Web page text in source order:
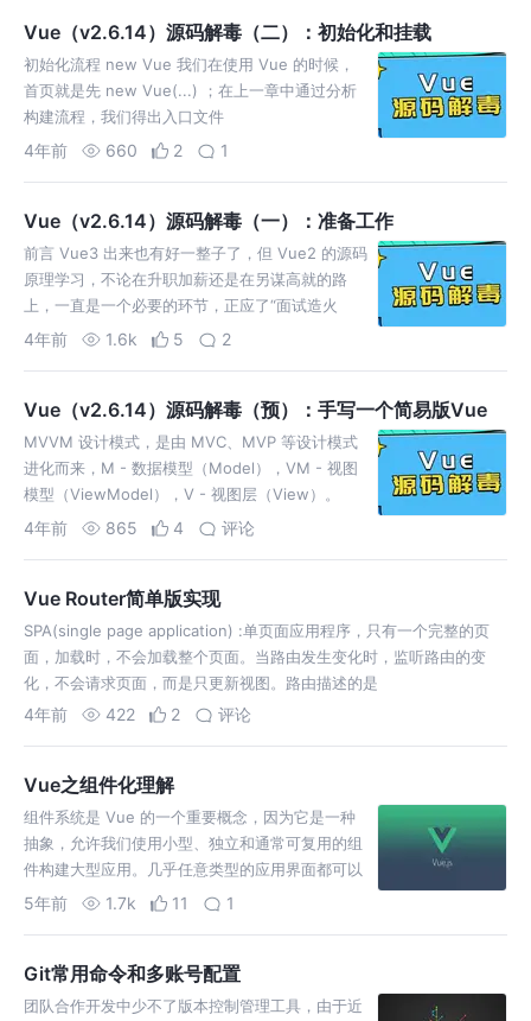
Vue（v2.6.14）源码解毒（二）：初始化和挂载
初始化流程 new Vue 我们在使用 Vue 的时候，
首页就是先 new Vue(...) ；在上一章中通过分析
构建流程，我们得出入口文件
src/platforms/web/entry-runti
4年前 660 2 1
Vue（v2.6.14）源码解毒（一）：准备工作
前言 Vue3 出来也有好一整子了，但 Vue2 的源码
原理学习，不论在升职加薪还是在另谋高就的路
上，一直是一个必要的环节，正应了“面试造火
箭，上班拧螺丝”这句话。尽管之前对 Vue2 的源
4年前 1.6k 5 2
Vue（v2.6.14）源码解毒（预）：手写一个简易版Vue
MVVM 设计模式，是由 MVC、MVP 等设计模式
进化而来，M - 数据模型（Model），VM - 视图
模型（ViewModel），V - 视图层（View）。
MVVM 的核心是 ViewMode
4年前 865 4 评论
Vue Router简单版实现
SPA(single page application) :单页面应用程序，只有一个完整的页
面，加载时，不会加载整个页面。当路由发生变化时，监听路由的变
化，不会请求页面，而是只更新视图。路由描述的是
4年前 422 2 评论
Vue之组件化理解
组件系统是 Vue 的一个重要概念，因为它是一种
抽象，允许我们使用小型、独立和通常可复用的组
件构建大型应用。几乎任意类型的应用界面都可以
抽象为一个组件树。组件化能提高开发效率，方便
5年前 1.7k 11 1
Git常用命令和多账号配置
团队合作开发中少不了版本控制管理工具，由于近